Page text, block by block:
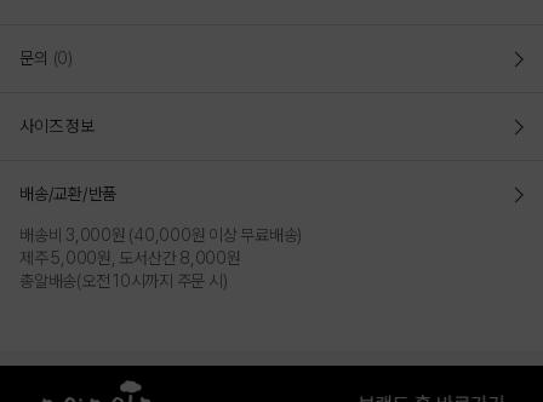
문의 (0)
사이즈 정보
배송/교환/반품
배송비 3,000원 (40,000원 이상 무료배송)
제주 5,000원, 도서산간 8,000원
총알배송(오전 10시까지 주문 시)